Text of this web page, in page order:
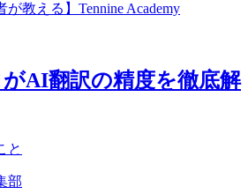
が教える】Tennine Academy
AI翻訳の精度を徹底解
と
部